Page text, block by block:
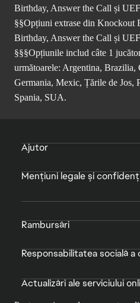
Birthday, Answer the Call și
§§Opțiuni extrase din Knockout
Birthday, Answer the Call și
§§§Opțiunile includ câte 1
următoarele: Argentina, Brazilia,
Germania, Mexic, Țările de Jos,
Spania, SUA.
Ajutor
Mențiuni legale și
Rambursări
Responsabilitatea socială a
Actualizări ale serviciului